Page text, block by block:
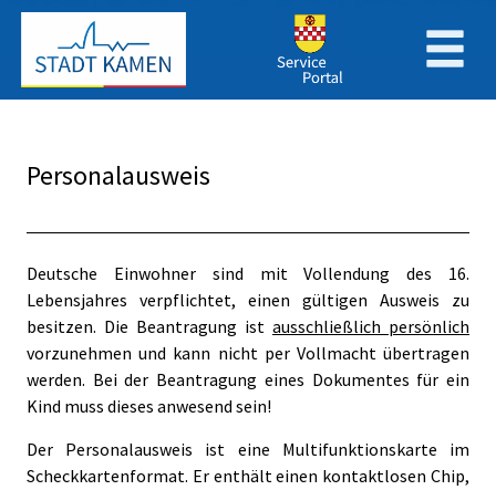
Zum Hauptinhalt springen
Zum Header
Zum Hauptinhalt
Zum Footer
Personalausweis
Beschreibung
Deutsche Einwohner sind mit Vollendung des 16.
Lebensjahres verpflichtet, einen gültigen Ausweis zu
besitzen. Die Beantragung ist ausschließlich persönlich
vorzunehmen und kann nicht per Vollmacht übertragen
werden. Bei der Beantragung eines Dokumentes für ein
Kind muss dieses anwesend sein!
Der Personalausweis ist eine Multifunktionskarte im
Scheckkartenformat. Er enthält einen kontaktlosen Chip,